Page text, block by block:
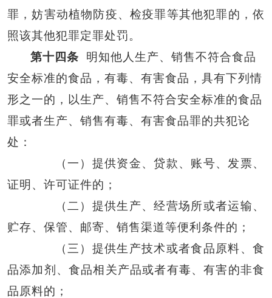
罪，妨害动植物防疫、检疫罪等其他犯罪的，依
照该其他犯罪定罪处罚。
第十四条 明知他人生产、销售不符合食品
安全标准的食品，有毒、有害食品，具有下列情
形之一的，以生产、销售不符合安全标准的食品
罪或者生产、销售有毒、有害食品罪的共犯论
处：
（一）提供资金、贷款、账号、发票、
证明、许可证件的；
（二）提供生产、经营场所或者运输、
贮存、保管、邮寄、销售渠道等便利条件的；
（三）提供生产技术或者食品原料、食
品添加剂、食品相关产品或者有毒、有害的非食
品原料的；